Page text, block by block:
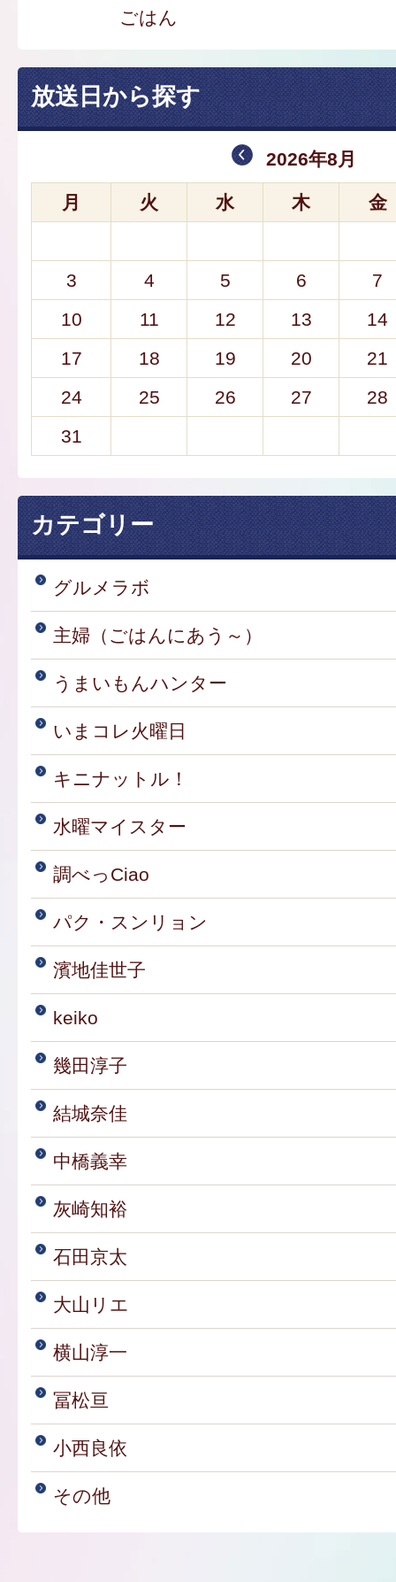
ごはん
放送日から探す
2026年8月
月 火 水 木 金
3 4 5 6
7
10
11 12 13
14
17
18 19 20
21
24
25 26 27
28
31
カテゴリー
グルメラボ
主婦（ごはんにあう～）
うまいもんハンター
いまコレ火曜日
キニナットル！
水曜マイスター
調べっCiao
パク・スンリョン
濱地佳世子
keiko
幾田淳子
結城奈佳
中橋義幸
灰崎知裕
石田京太
大山リエ
横山淳一
冨松亘
小西良依
その他